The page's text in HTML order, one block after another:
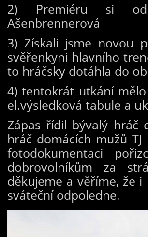
2) Premiéru si
Ašenbrennerová
3) Získali jsme novou
svěřenkyni hlavního
to hráčsky dotáhla do
4) tentokrát utkání
el.výsledková tabule a
Zápas řídil bývalý hráč
hráč domácích mužů
fotodokumentaci
dobrovolníkům za
děkujeme a věříme, že
sváteční odpoledne.